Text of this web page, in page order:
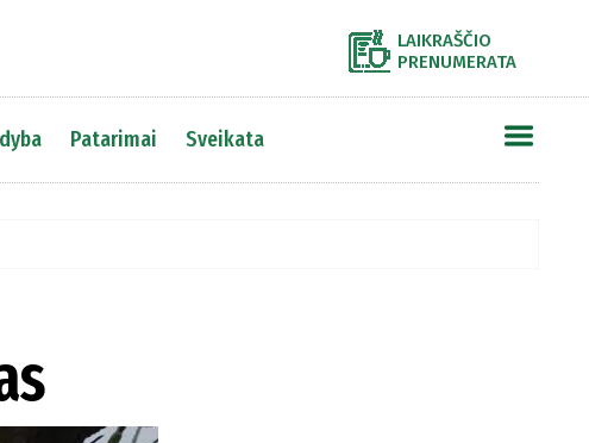
LAIKRAŠČIO
PRENUMERATA
Patarimai Sveikata